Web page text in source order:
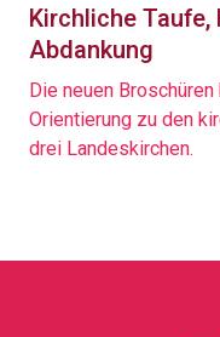
Kirchliche
Abdankung
Die neuen
Orientierung zu den
drei Landeskirchen.